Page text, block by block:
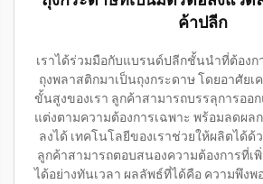
ค้าปลีก
เราได้ร่วมมือกับแบรนด์ปลีกชั้นนำที่ต้องก
ถุงพลาสติกมาเป็นถุงกระดาษ โดยอาศัยเ
ขั้นสูงของเรา ลูกค้าสามารถบรรลุการออ
แต่งตามความต้องการเฉพาะ พร้อมลดผล
ลงได้ เทคโนโลยีของเราช่วยให้ผลิตได้ด้
ลูกค้าสามารถตอบสนองความต้องการที่
ได้อย่างทันเวลา ผลลัพธ์ที่ได้คือ ความพึงพ